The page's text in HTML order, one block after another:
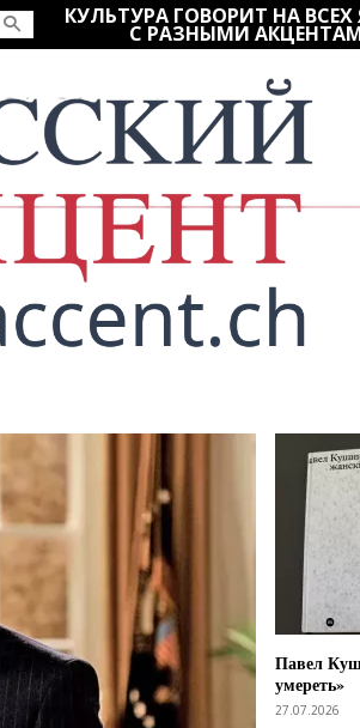
КУЛЬТУРА ГОВОРИТ НА ВСЕХ
С РАЗНЫМИ
Павел
умереть»
27.07.2026